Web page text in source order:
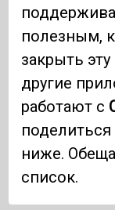
полезным,
закрыть
другие
работают с
ниже.
список.